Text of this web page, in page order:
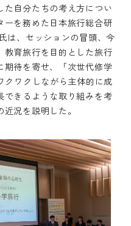
た自分たちの考え方につい
ーを務めた日本旅行総合研
は、セッションの冒頭、今
教育旅行を目的とした旅行
待を寄せ、「次世代修学
クワクしながら主体的に成
できるような取り組みを考
況を説明した。